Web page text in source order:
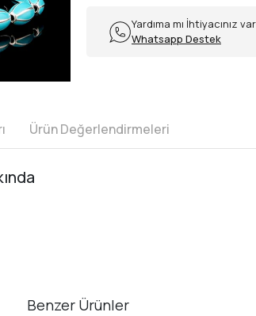
Yardıma mı İhtiyacınız
Whatsapp Destek
Ürün Değerlendirmeleri
Benzer Ürünler